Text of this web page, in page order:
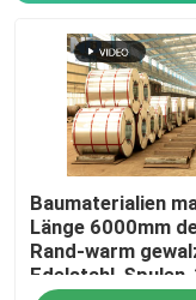
kohlenstoffarme
Nahtloses
Galvanisierte
Baumaterialien
Länge 6000mm
Rand-warm
Edelstahl-